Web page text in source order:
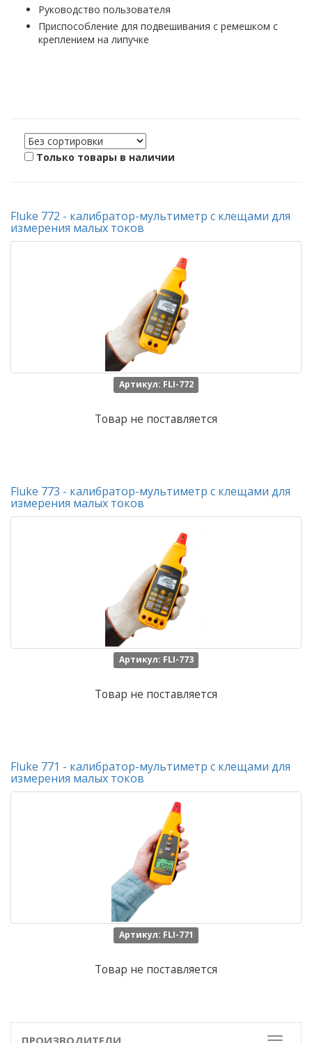
Руководство пользователя
Приспособление для подвешивания с ремешком с
креплением на липучке
Только товары в наличии
Fluke 772 - калибратор-мультиметр с клещами для
измерения малых токов
Артикул: FLI-772
Товар не поставляется
Fluke 773 - калибратор-мультиметр с клещами для
измерения малых токов
Артикул: FLI-773
Товар не поставляется
Fluke 771 - калибратор-мультиметр с клещами для
измерения малых токов
Артикул: FLI-771
Товар не поставляется
ПРОИЗВОДИТЕЛИ